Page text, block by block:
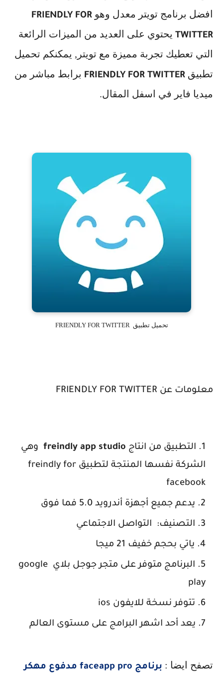
افضل برنامج تويتر معدل وهو FRIENDLY FOR
TWITTER يحتوي على العديد من الميزات الرائعة
التي تعطيك تجربة مميزة مع تويتر, يمكنكم تحميل
تطبيق FRIENDLY FOR TWITTER برابط مباشر من
ميديا فاير في اسفل المقال.
تحميل تطبيق FRIENDLY FOR TWITTER
معلومات عن FRIENDLY FOR TWITTER
التطبيق من انتاج
وهي
الشركة نفسها المنتجة لتطبيق freindly for
facebook
يدعم جميع أجهزة أندرويد 5.0 فما فوق
التصنيف: التواصل الاجتماعي
ياتي بحجم خفيف 21 ميجا
البرنامج متوفر على متجر جوجل بلاي google
play
تتوفر نسخة للايفون ios
يعد أحد اشهر البرامج على مستوى العالم
تصفح ايضا :
برنامج faceapp pro مدفوع مهكر